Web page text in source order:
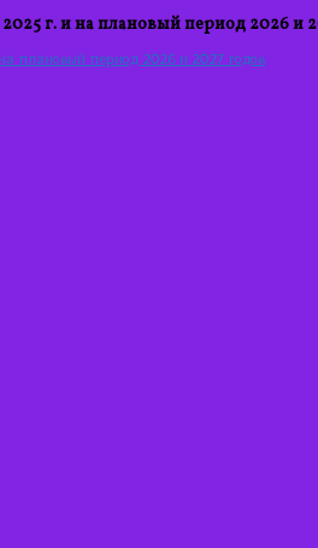
г. и на плановый период 2026 и
плановый период 2026 и 2027 годов